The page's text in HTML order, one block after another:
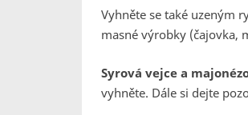
Vyhněte se také uzeným
masné výrobky (čajovka,
Syrová vejce a
vyhněte. Dále si dejte